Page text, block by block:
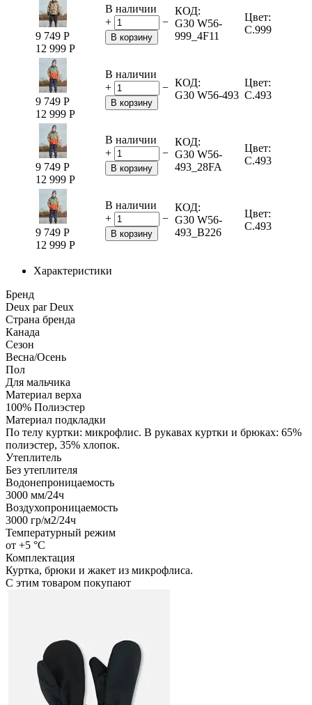
9 749 Р
12 999 Р
В наличии
+
−
В корзину
КОД:
G30 W56-
999_4F11
Цвет:
C.999
9 749 Р
12 999 Р
В наличии
+
−
В корзину
КОД:
G30 W56-493
Цвет:
C.493
9 749 Р
12 999 Р
В наличии
+
−
В корзину
КОД:
G30 W56-
493_28FA
Цвет:
C.493
9 749 Р
12 999 Р
В наличии
+
−
В корзину
КОД:
G30 W56-
493_B226
Цвет:
C.493
Характеристики
Бренд
Deux par Deux
Страна бренда
Канада
Сезон
Весна/Осень
Пол
Для мальчика
Материал верха
100% Полиэстер
Материал подкладки
По телу куртки: микрофлис. В рукавах куртки и брюках: 65%
полиэстер, 35% хлопок.
Утеплитель
Без утеплителя
Водонепроницаемость
3000 мм/24ч
Воздухопроницаемость
3000 гр/м2/24ч
Температурный режим
от +5 °C
Комплектация
Куртка, брюки и жакет из микрофлиса.
С этим товаром покупают